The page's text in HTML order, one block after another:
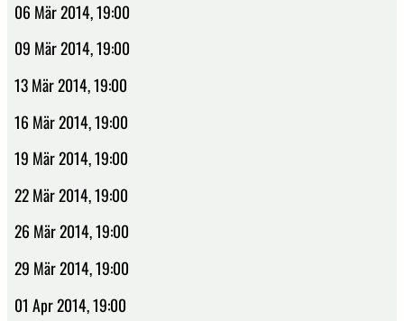
06 Mär 2014, 19:00
09 Mär 2014, 19:00
13 Mär 2014, 19:00
16 Mär 2014, 19:00
19 Mär 2014, 19:00
22 Mär 2014, 19:00
26 Mär 2014, 19:00
29 Mär 2014, 19:00
01 Apr 2014, 19:00